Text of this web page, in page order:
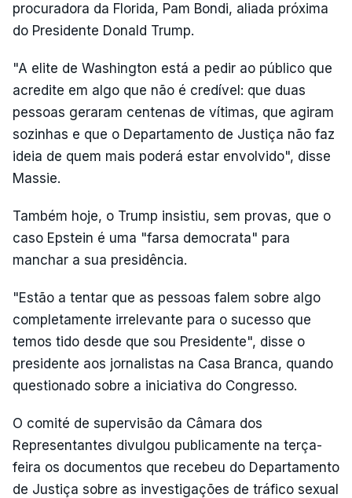
procuradora da Florida, Pam Bondi, aliada próxima
do Presidente Donald Trump.
"A elite de Washington está a pedir ao público que
acredite em algo que não é credível: que duas
pessoas geraram centenas de vítimas, que agiram
sozinhas e que o Departamento de Justiça não faz
ideia de quem mais poderá estar envolvido", disse
Massie.
Também hoje, o Trump insistiu, sem provas, que o
caso Epstein é uma "farsa democrata" para
manchar a sua presidência.
"Estão a tentar que as pessoas falem sobre algo
completamente irrelevante para o sucesso que
temos tido desde que sou Presidente", disse o
presidente aos jornalistas na Casa Branca, quando
questionado sobre a iniciativa do Congresso.
O comité de supervisão da Câmara dos
Representantes divulgou publicamente na terça-
feira os documentos que recebeu do Departamento
de Justiça sobre as investigações de tráfico sexual